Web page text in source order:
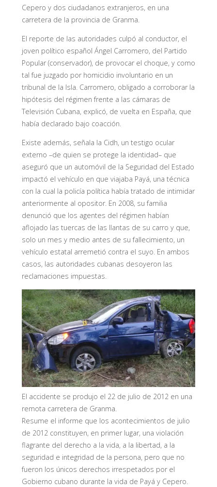
Cepero y dos ciudadanos extranjeros, en una
carretera de la provincia de Granma.
El reporte de las autoridades culpó al conductor, el
joven político español Ángel Carromero, del Partido
Popular (conservador), de provocar el choque, y como
tal fue juzgado por homicidio involuntario en un
tribunal de la Isla. Carromero, obligado a corroborar la
hipótesis del régimen frente a las cámaras de
Televisión Cubana, explicó, de vuelta en España, que
había declarado bajo coacción.
Existe además, señala la Cidh, un testigo ocular
externo –de quien se protege la identidad– que
aseguró que un automóvil de la Seguridad del Estado
impactó el vehículo en que viajaba Payá, una técnica
con la cual la policía política había tratado de intimidar
anteriormente al opositor. En 2008, su familia
denunció que los agentes del régimen habían
aflojado las tuercas de las llantas de su carro y que,
solo un mes y medio antes de su fallecimiento, un
vehículo estatal arremetió contra el suyo. En ambos
casos, las autoridades cubanas desoyeron las
reclamaciones impuestas.
El accidente se produjo el 22 de julio de 2012 en una
remota carretera de Granma.
Resume el informe que los acontecimientos de julio
de 2012 constituyen, en primer lugar, una violación
flagrante del derecho a la vida, a la libertad, a la
seguridad e integridad de la persona, pero que no
fueron los únicos derechos irrespetados por el
Gobierno cubano durante la vida de Payá y Cepero.